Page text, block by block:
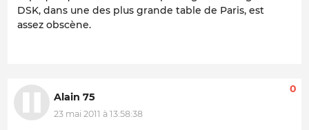
DSK, dans une des plus grande table de Paris, est
assez obscène.
Alain 75
23 mai 2011 à 13:58:38
0